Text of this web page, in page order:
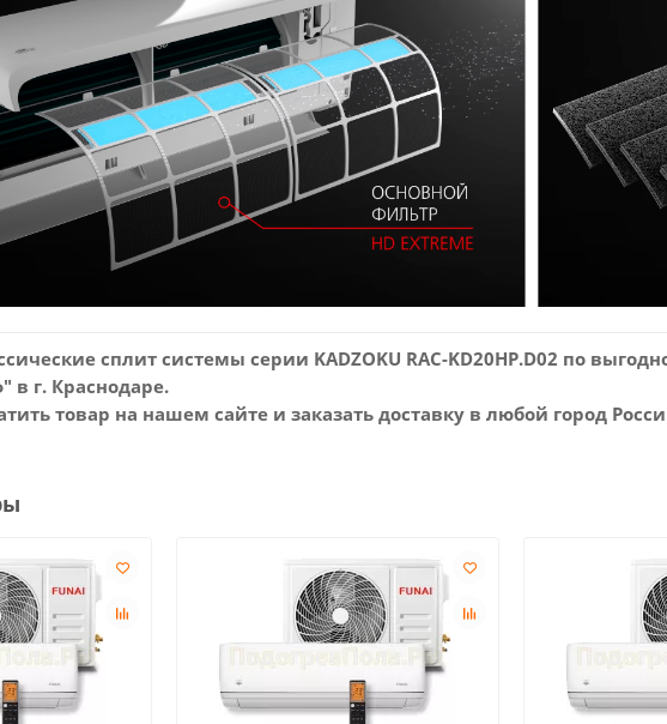
сплит системы серии KADZOKU RAC-KD20HP.D02 по
в г. Краснодаре.
товар на нашем сайте и заказать доставку в любой город